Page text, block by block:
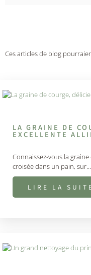
Ces articles de blog
LA GRAINE DE
EXCELLENTE
Connaissez-vous la graine
croisée dans un pain, sur…
LIRE LA